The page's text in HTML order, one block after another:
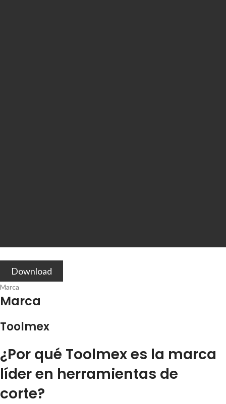
Download
Marca
Marca
Toolmex
¿Por qué Toolmex es la marca
lí­der en herramientas de
corte?